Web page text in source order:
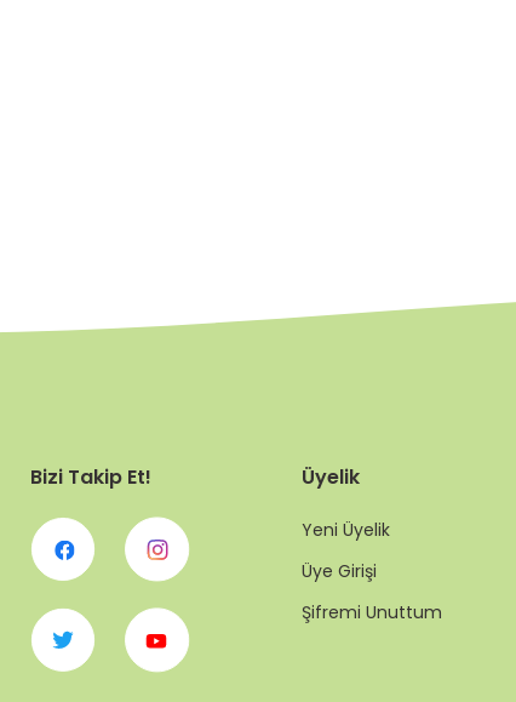
Bizi Takip Et! Üyelik
Yeni Üyelik
Üye Girişi
Şifremi Unuttum